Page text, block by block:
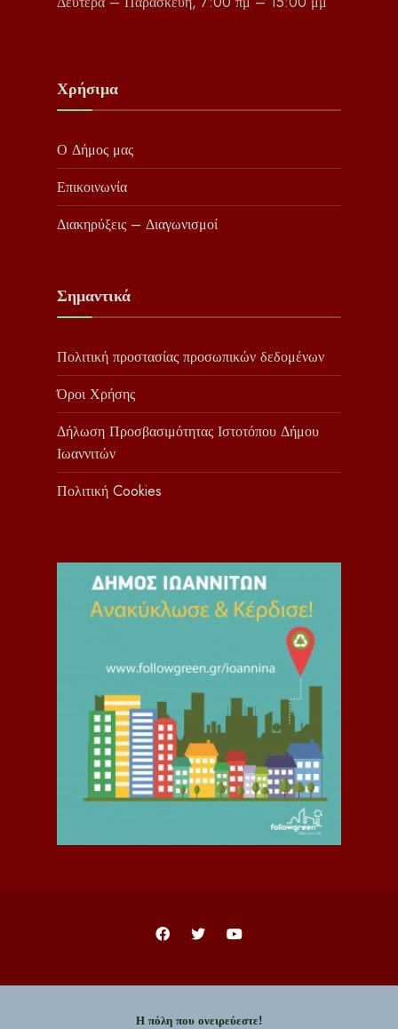
Χρήσιμα
Ο Δήμος μας
Επικοινωνία
Διακηρύξεις – Διαγωνισμοί
Σημαντικά
Πολιτική προστασίας προσωπικών δεδομένων
Όροι Χρήσης
Δήλωση Προσβασιμότητας Ιστοτόπου Δήμου
Ιωαννιτών
Πολιτική Cookies
Η πόλη που ονειρεύεστε!